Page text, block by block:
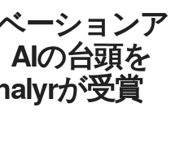
ーションア
AIの台頭を
が受賞